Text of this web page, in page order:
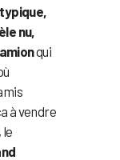
nu,
qui
à vendre
le